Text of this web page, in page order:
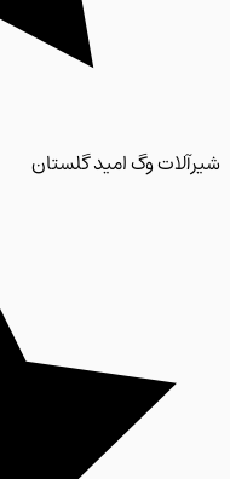
وگ امید گلستان